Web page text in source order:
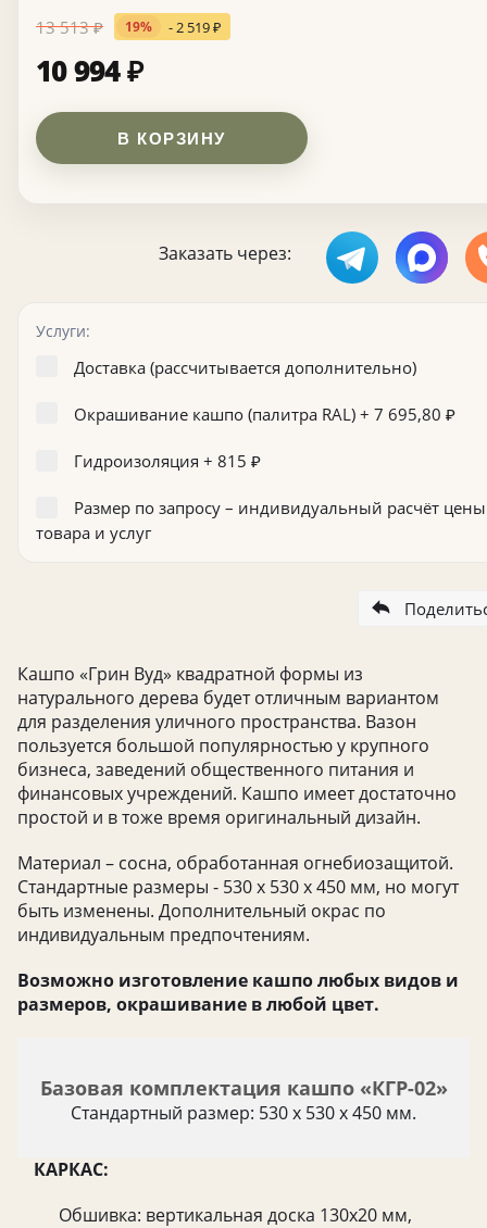
13 513₽ 19% - 2 519₽
10 994₽
В КОРЗИНУ
Заказать через:
Услуги:
Доставка (рассчитывается дополнительно)
Окрашивание кашпо (палитра RAL) + 7 695,80 ₽
Гидроизоляция + 815 ₽
Размер по запросу – индивидуальный расчёт цены
товара и услуг
Кашпо «Грин Вуд» квадратной формы из
натурального дерева будет отличным вариантом
для разделения уличного пространства. Вазон
пользуется большой популярностью у крупного
бизнеса, заведений общественного питания и
финансовых учреждений. Кашпо имеет достаточно
простой и в тоже время оригинальный дизайн.
Материал – сосна, обработанная огнебиозащитой.
Стандартные размеры - 530 х 530 х 450 мм, но могут
быть изменены. Дополнительный окрас по
индивидуальным предпочтениям.
Возможно изготовление кашпо любых видов и
размеров, окрашивание в любой цвет.
Базовая комплектация кашпо «КГР-02»
Стандартный размер: 530 х 530 х 450 мм.
КАРКАС:
Обшивка: вертикальная доска 130х20 мм,